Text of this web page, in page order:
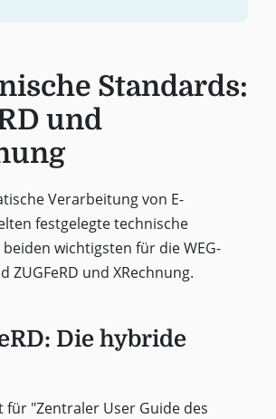
Standards:
und
Verarbeitung von E-
festgelegte technische
wichtigsten für die WEG-
ZUGFeRD und XRechnung.
Die hybride
für "Zentraler User Guide des